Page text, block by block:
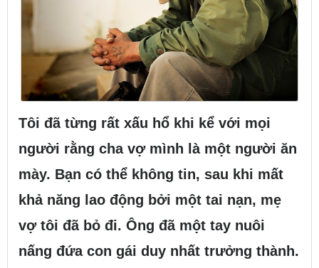
Tôi đã từng rất xấu hổ khi kể với mọi
người rằng cha vợ mình là một người ăn
mày. Bạn có thể không tin, sau khi mất
khả năng lao động bởi một tai nạn, mẹ
vợ tôi đã bỏ đi. Ông đã một tay nuôi
nấng đứa con gái duy nhất trưởng thành.